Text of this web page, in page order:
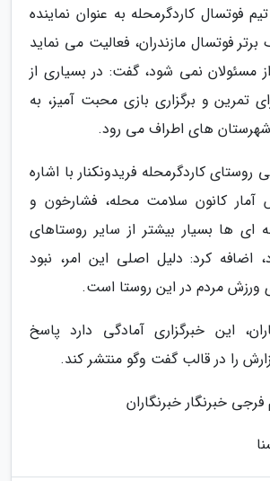
فوتسال کاردگرمحله به عنوان نماینده
برتر فوتسال مازندران، فعالیت می نماید
مسئولان نمی شود، گفت: در بسیاری از
تمرین و برگزاری بازی محبت آمیز، به
شهرستان های اطراف می رود.
کاردگرمحله فریدونکنار با اشاره
آمار کانون سلامت محله، فشارخون و
ای ها بسیار بیشتر از سایر روستاهای
اضافه کرد: دلیل اصلی این امر، نبود
ورزش مردم در این روستا است.
این خبرگزاری آمادگی دارد پاسخ
را در قالب گفت وگو منتشر کند.
فرجی خبرنگار خبرنگاران